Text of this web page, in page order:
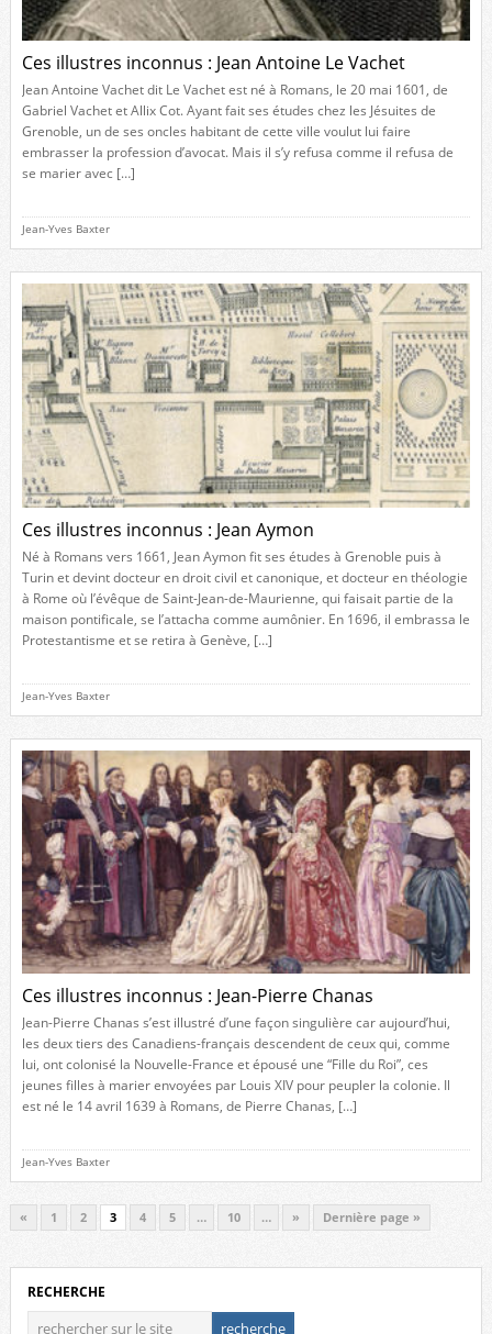
Ces illustres inconnus : Jean Antoine Le Vachet
Jean Antoine Vachet dit Le Vachet est né à Romans, le 20 mai 1601, de
Gabriel Vachet et Allix Cot. Ayant fait ses études chez les Jésuites de
Grenoble, un de ses oncles habitant de cette ville voulut lui faire
embrasser la profession d’avocat. Mais il s’y refusa comme il refusa de
se marier avec […]
Jean-Yves Baxter
Ces illustres inconnus : Jean Aymon
Né à Romans vers 1661, Jean Aymon fit ses études à Grenoble puis à
Turin et devint docteur en droit civil et canonique, et docteur en théologie
à Rome où l’évêque de Saint-Jean-de-Maurienne, qui faisait partie de la
maison pontificale, se l’attacha comme aumônier. En 1696, il embrassa le
Protestantisme et se retira à Genève, […]
Jean-Yves Baxter
Ces illustres inconnus : Jean-Pierre Chanas
Jean-Pierre Chanas s’est illustré d’une façon singulière car aujourd’hui,
les deux tiers des Canadiens-français descendent de ceux qui, comme
lui, ont colonisé la Nouvelle-France et épousé une “Fille du Roi”, ces
jeunes filles à marier envoyées par Louis XIV pour peupler la colonie. Il
est né le 14 avril 1639 à Romans, de Pierre Chanas, […]
Jean-Yves Baxter
« 1 2 3 4 5 … 10 … » Dernière page »
RECHERCHE